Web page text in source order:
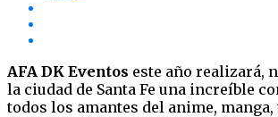
AFA DK Eventos este año realizará,
la ciudad de Santa Fe una increíble
todos los amantes del anime,